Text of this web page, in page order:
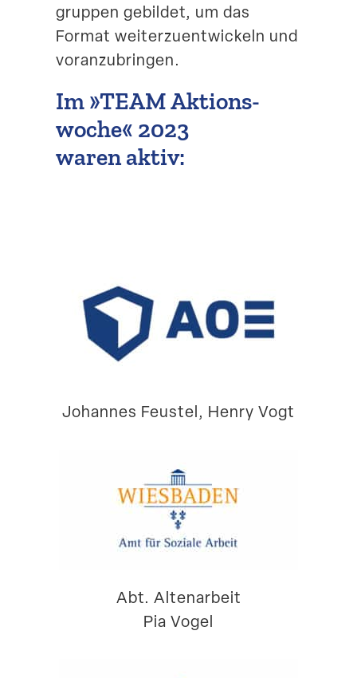
gruppen gebildet, um das
Format weiter­zu­ent­wi­ckeln und
voranzubringen.
Im »TEAM Aktions­
woche« 2023
waren aktiv:
Johannes Feustel, Henry Vogt
Abt. Alten­arbeit
Pia Vogel